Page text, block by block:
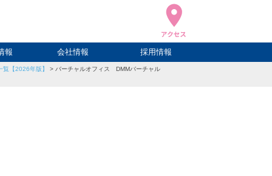
報
ウグ
会社情報
会社概要
アクセス
採用情報
【2026年版】 > バーチャルオフィス DMMバーチャル